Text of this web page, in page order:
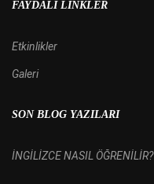
FAYDALI LINKLER
Etkinlikler
Galeri
SON BLOG YAZILARI
İNGİLİZCE NASIL ÖĞRENİLİR?